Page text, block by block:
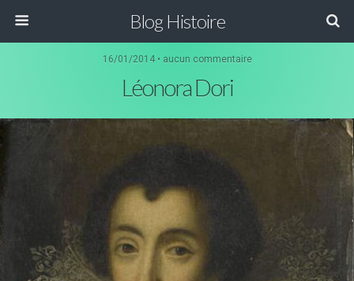
Blog Histoire
16/01/2014 • aucun commentaire
Léonora Dori